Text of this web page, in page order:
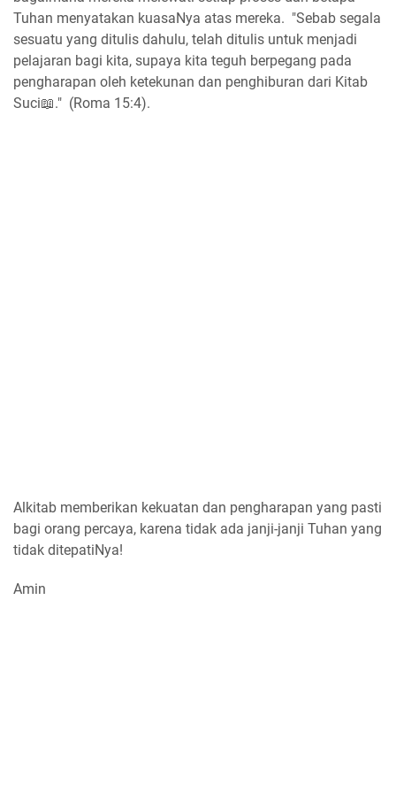
Tuhan menyatakan kuasaNya atas mereka. "Sebab segala
sesuatu yang ditulis dahulu, telah ditulis untuk menjadi
pelajaran bagi kita, supaya kita teguh berpegang pada
pengharapan oleh ketekunan dan penghiburan dari Kitab
Suci📖." (Roma 15:4).
Alkitab memberikan kekuatan dan pengharapan yang pasti
bagi orang percaya, karena tidak ada janji-janji Tuhan yang
tidak ditepatiNya!
Amin